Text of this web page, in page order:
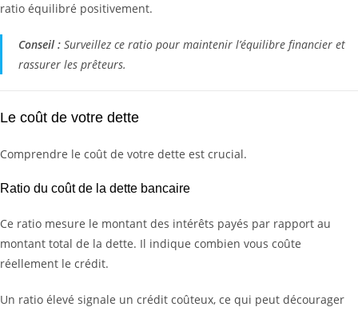
ratio équilibré positivement.
Conseil : Surveillez ce ratio pour maintenir l’équilibre financier et
rassurer les prêteurs.
Le coût de votre dette
Comprendre le coût de votre dette est crucial.
Ratio du coût de la dette bancaire
Ce ratio mesure le montant des intérêts payés par rapport au
montant total de la dette. Il indique combien vous coûte
réellement le crédit.
Un ratio élevé signale un crédit coûteux, ce qui peut décourager